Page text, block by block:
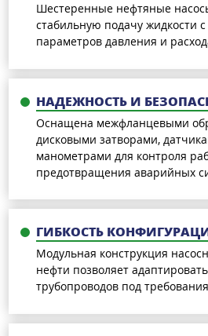
Шестеренные нефтяные
стабильную подачу жидкости
параметров давления и
НАДЕЖНОСТЬ И
Оснащена межфланцевыми
дисковыми затворами,
манометрами для контроля
предотвращения аварийных
ГИБКОСТЬ
Модульная конструкция
нефти позволяет
трубопроводов под